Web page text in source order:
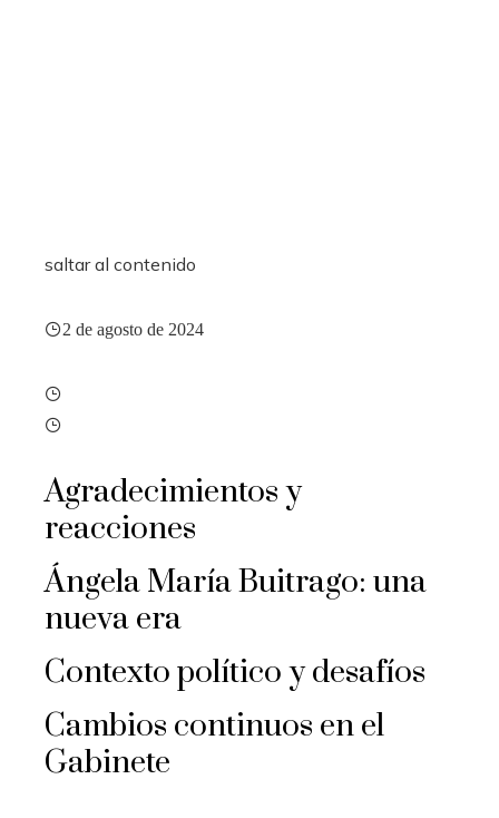
saltar al contenido
2 de agosto de 2024
Agradecimientos y
reacciones
Ángela María Buitrago: una
nueva era
Contexto político y desafíos
Cambios continuos en el
Gabinete